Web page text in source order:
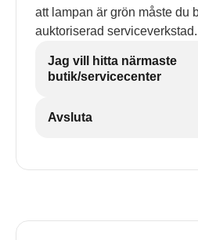
att lampan är grön måste du
auktoriserad serviceverkstad.
Jag vill hitta närmaste
butik/servicecenter
Avsluta